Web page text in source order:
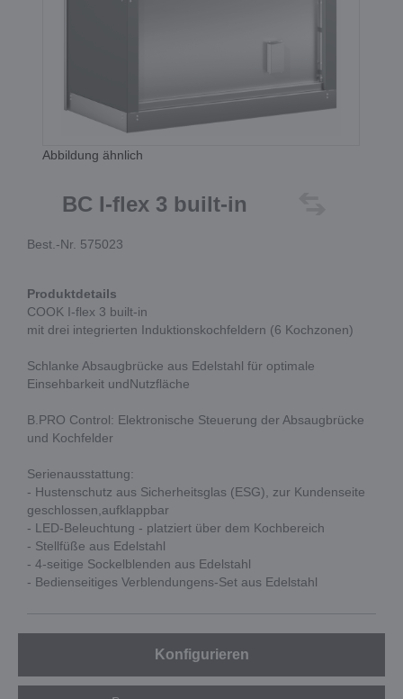
Abbildung ähnlich
BC I-flex 3 built-in
Best.-Nr. 575023
Produktdetails
COOK I-flex 3 built-in
mit drei integrierten Induktionskochfeldern (6 Kochzonen)
Schlanke Absaugbrücke aus Edelstahl für optimale
Einsehbarkeit undNutzfläche
B.PRO Control: Elektronische Steuerung der Absaugbrücke
und Kochfelder
Serienausstattung:
- Hustenschutz aus Sicherheitsglas (ESG), zur Kundenseite
geschlossen,aufklappbar
- LED-Beleuchtung - platziert über dem Kochbereich
- Stellfüße aus Edelstahl
- 4-seitige Sockelblenden aus Edelstahl
- Bedienseitiges Verblendungens-Set aus Edelstahl
Konfigurieren